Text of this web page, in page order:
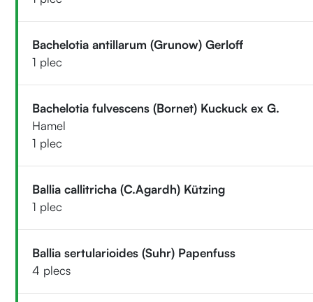
Bachelotia antillarum (Grunow) Gerloff
1 plec
Bachelotia fulvescens (Bornet) Kuckuck ex G.
Hamel
1 plec
Ballia callitricha (C.Agardh) Kützing
1 plec
Ballia sertularioides (Suhr) Papenfuss
4 plecs